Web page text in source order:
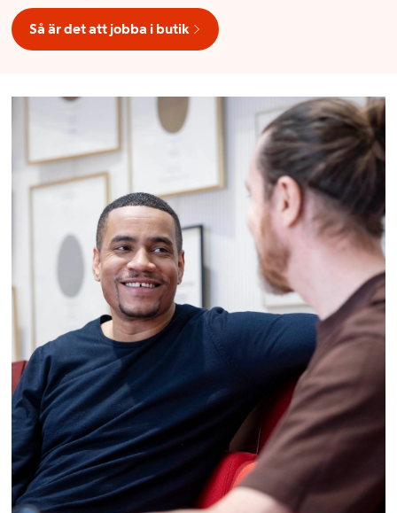
Så är det att jobba i butik